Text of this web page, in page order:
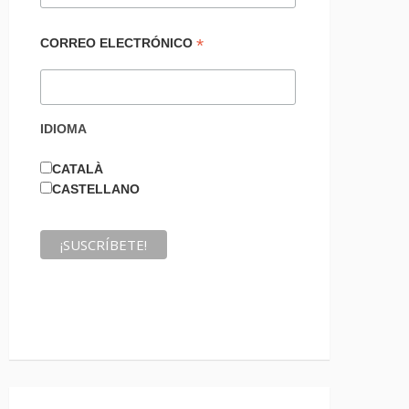
CORREO ELECTRÓNICO*
IDIOMA
CATALÀ
CASTELLANO